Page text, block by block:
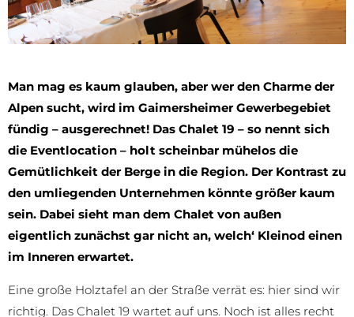
Man mag es kaum glauben, aber wer den Charme der
Alpen sucht, wird im Gaimersheimer Gewerbegebiet
fündig – ausgerechnet! Das Chalet 19 – so nennt sich
die Eventlocation – holt scheinbar mühelos die
Gemütlichkeit der Berge in die Region. Der Kontrast zu
den umliegenden Unternehmen könnte größer kaum
sein. Dabei sieht man dem Chalet von außen
eigentlich zunächst gar nicht an, welch‘ Kleinod einen
im Inneren erwartet.
Eine große Holztafel an der Straße verrät es: hier sind wir
richtig. Das Chalet 19 wartet auf uns. Noch ist alles recht